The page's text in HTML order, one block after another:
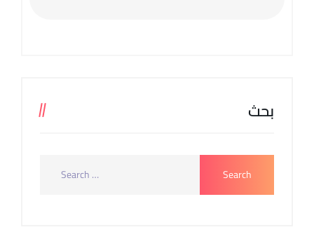
بحث